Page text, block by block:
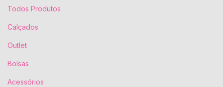
Todos Produtos
Calçados
Outlet
Bolsas
Acessórios